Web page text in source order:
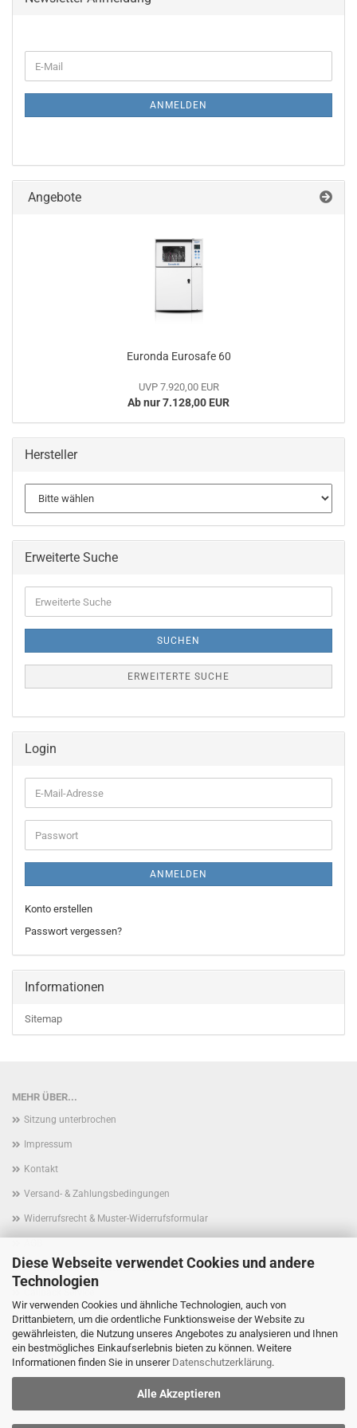
Diese Webseite verwendet Cookies und andere
Technologien
Wir verwenden Cookies und ähnliche Technologien, auch von
Drittanbietern, um die ordentliche Funktionsweise der Website zu
gewährleisten, die Nutzung unseres Angebotes zu analysieren und Ihnen
ein bestmögliches Einkaufserlebnis bieten zu können. Weitere
Informationen finden Sie in unserer Datenschutzerklärung.
Alle Akzeptieren
ZUR
E-
Mail
ANMELDEN
Angebote
Eu­ron­da Eu­ro­safe 60
UVP 7.920,00 EUR
Ab nur 7.128,00 EUR
Hersteller
Erweiterte Suche
Suche
SUCHEN
ERWEITERTE SUCHE
Login
E-
Mail-
Adresse
Passwort
ANMELDEN
Konto erstellen
Passwort vergessen?
Informationen
Sitemap
MEHR ÜBER...
Sitzung unterbrochen
Impressum
Kontakt
Versand- & Zahlungsbedingungen
Widerrufsrecht & Muster-Widerrufsformular
Privatsphäre und Datenschutz
Callback Service
Cookie Einstellungen